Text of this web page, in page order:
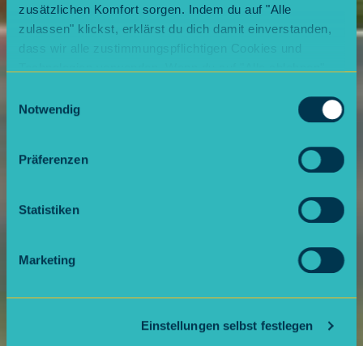
zusätzlichen Komfort sorgen. Indem du auf "Alle
zulassen" klickst, erklärst du dich damit einverstanden,
dass wir alle zustimmungspflichtigen Cookies und
Natürlich kannst du deine Entscheidung jederzeit
Notwendig
Präferenzen
Statistiken
Marketing
Einstellungen selbst festlegen